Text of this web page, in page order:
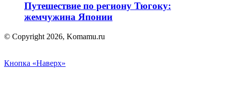
Путешествие по региону Тюгоку:
жемчужина Японии
© Copyright 2026, Komamu.ru
Кнопка «Наверх»